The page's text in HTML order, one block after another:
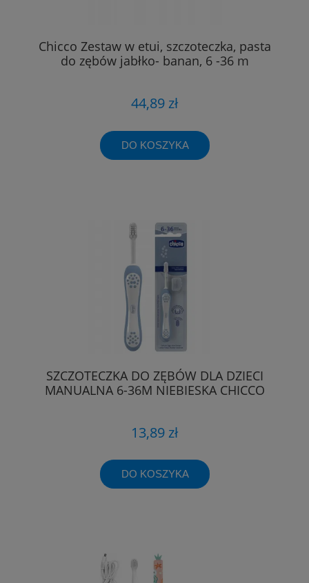
Chicco Zestaw w etui, szczoteczka, pasta
do zębów jabłko- banan, 6 -36 m
44,89 zł
DO KOSZYKA
SZCZOTECZKA DO ZĘBÓW DLA DZIECI
MANUALNA 6-36M NIEBIESKA CHICCO
13,89 zł
DO KOSZYKA